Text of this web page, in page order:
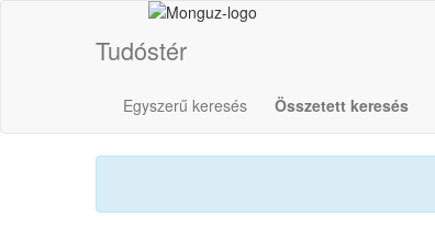
Tudóstér
Egyszerű keresés Összetett keresés